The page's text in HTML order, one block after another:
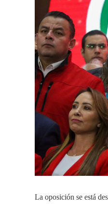
La oposición se está